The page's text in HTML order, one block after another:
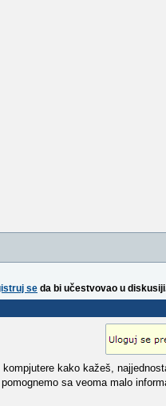
se da bi učestvovao u
kako kažeš,
sa veoma malo